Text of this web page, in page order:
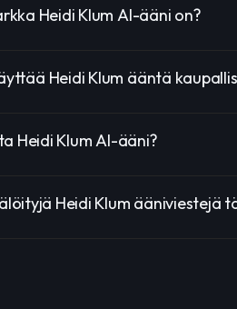
Heidi Klum AI-ääni on?
Heidi Klum ääntä
Heidi Klum AI-ääni?
Heidi Klum ääniviestejä